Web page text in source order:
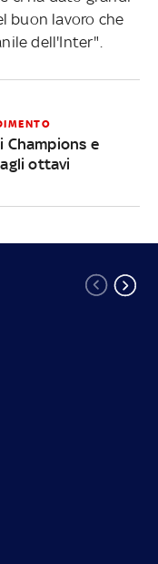
buon lavoro che
dell'Inter".
Champions e
ottavi